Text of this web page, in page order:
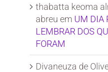
thabatta keoma
abreu em UM DIA
LEMBRAR DOS
FORAM
Divaneuza de